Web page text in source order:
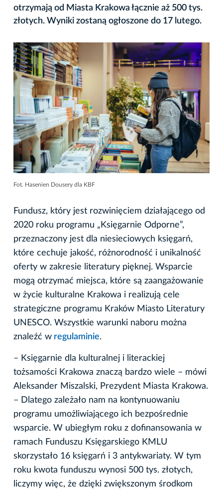
otrzymają od Miasta Krakowa łącznie aż 500 tys.
złotych. Wyniki zostaną ogłoszone do 17 lutego.
Fot. Hasenien Dousery dla KBF
Fundusz, który jest rozwinięciem działającego od
2020 roku programu „Księgarnie Odporne”,
przeznaczony jest dla niesieciowych księgarń,
które cechuje jakość, różnorodność i unikalność
oferty w zakresie literatury pięknej. Wsparcie
mogą otrzymać miejsca, które są zaangażowanie
w życie kulturalne Krakowa i realizują cele
strategiczne programu Kraków Miasto Literatury
UNESCO. Wszystkie warunki naboru można
znaleźć w regulaminie.
– Księgarnie dla kulturalnej i literackiej
tożsamości Krakowa znaczą bardzo wiele – mówi
Aleksander Miszalski, Prezydent Miasta Krakowa.
– Dlatego zależało nam na kontynuowaniu
programu umożliwiającego ich bezpośrednie
wsparcie. W ubiegłym roku z dofinansowania w
ramach Funduszu Księgarskiego KMLU
skorzystało 16 księgarń i 3 antykwariaty. W tym
roku kwota funduszu wynosi 500 tys. złotych,
liczymy więc, że dzięki zwiększonym środkom